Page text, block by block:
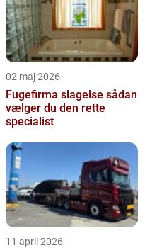
02 maj 2026
Fugefirma slagelse sådan
vælger du den rette
specialist
11 april 2026